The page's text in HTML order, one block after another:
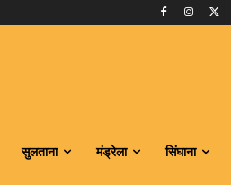
सुलताना मंड्रेला सिंघाना